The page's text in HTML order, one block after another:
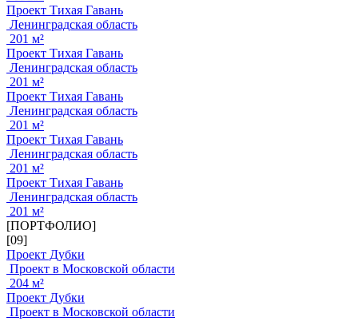
Проект Тихая Гавань
Ленинградская область
201 м²
Проект Тихая Гавань
Ленинградская область
201 м²
Проект Тихая Гавань
Ленинградская область
201 м²
Проект Тихая Гавань
Ленинградская область
201 м²
Проект Тихая Гавань
Ленинградская область
201 м²
[ПОРТФОЛИО]
[09]
Проект Дубки
Проект в Московской области
204 м²
Проект Дубки
Проект в Московской области